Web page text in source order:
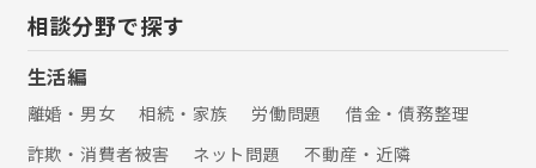
相談分野で探す
生活編
離婚・男女 相続・家族 労働問題
借金・債務整理
詐欺・消費者被害
ネット問題
不動産・近隣